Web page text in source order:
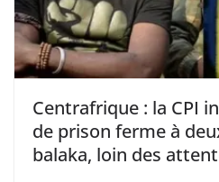
Centrafrique : la CPI
de prison ferme à
balaka, loin des